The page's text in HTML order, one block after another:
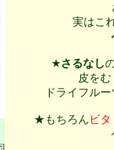
実はこ
★さるなし
皮を
ドライフル
★もちろん ビ